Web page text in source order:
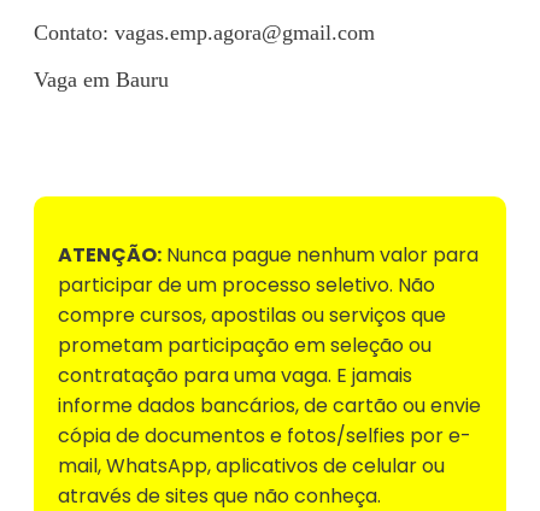
Contato: vagas.emp.agora@gmail.com
Vaga em Bauru
ATENÇÃO: Nunca pague nenhum valor para
participar de um processo seletivo. Não
compre cursos, apostilas ou serviços que
prometam participação em seleção ou
contratação para uma vaga. E jamais
informe dados bancários, de cartão ou envie
cópia de documentos e fotos/selfies por e-
mail, WhatsApp, aplicativos de celular ou
através de sites que não conheça.